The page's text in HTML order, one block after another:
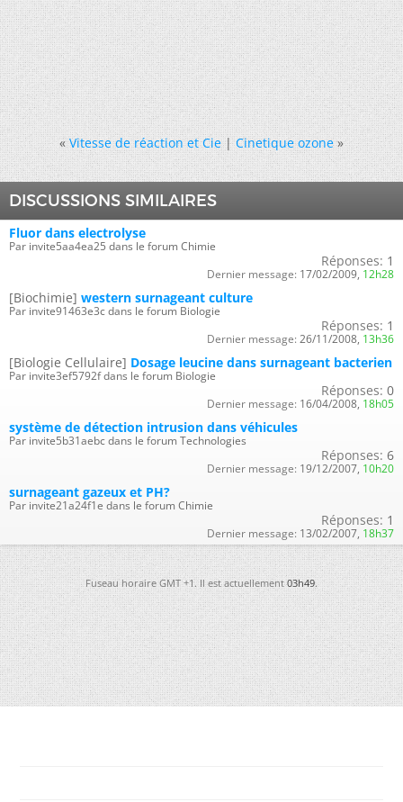
« Vitesse de réaction et Cie|Cinetique ozone »
DISCUSSIONS SIMILAIRES
Fluor dans electrolyse
Par invite5aa4ea25 dans le forum Chimie
Réponses: 1
Dernier message: 17/02/2009, 12h28
[Biochimie] western surnageant culture
Par invite91463e3c dans le forum Biologie
Réponses: 1
Dernier message: 26/11/2008, 13h36
[Biologie Cellulaire] Dosage leucine dans surnageant bacterien
Par invite3ef5792f dans le forum Biologie
Réponses: 0
Dernier message: 16/04/2008, 18h05
système de détection intrusion dans véhicules
Par invite5b31aebc dans le forum Technologies
Réponses: 6
Dernier message: 19/12/2007, 10h20
surnageant gazeux et PH?
Par invite21a24f1e dans le forum Chimie
Réponses: 1
Dernier message: 13/02/2007, 18h37
Fuseau horaire GMT +1. Il est actuellement03h49.